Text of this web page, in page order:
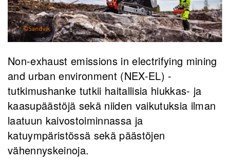
Non-exhaust emissions in electrifying mining
and urban environment (NEX-EL) -
tutkimushanke tutkii haitallisia hiukkas- ja
kaasupäästöjä sekä niiden vaikutuksia ilman
laatuun kaivostoiminnassa ja
katuympäristössä sekä päästöjen
vähennyskeinoja.